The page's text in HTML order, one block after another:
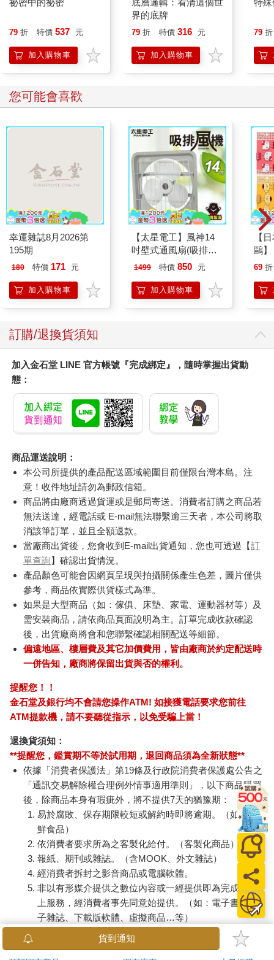
79 折 特價 537 元
加入購物車
界的底牌
79 折 特價 316 元
加入購物車
79 折
您可能會喜歡
幸運雜誌8月2026第
195期
180 特價 171 元
加入購物車
【太星電工】風神14
吋壁式通風扇(吸排風
機)
1499 特價 850 元
加入購物車
【
鷗
(8款
企鵝
69 折
訂購/退換貨須知
加入金石堂 LINE 官方帳號『完成綁定』，隨時掌握出貨動
態：
商品運送說明：
本公司所提供的產品配送區域範圍目前僅限台灣本島。注
意！收件地址請勿為郵政信箱。
商品將由廠商透過貨運或是郵局寄送。消費者訂購之商品若
無法送達，經電話或 E-mail無法聯繫逾三天者，本公司將取
消該筆訂單，並且全額退款。
當廠商出貨後，您會收到E-mail出貨通知，您也可透過【訂
單查詢】確認出貨情況。
產品顏色可能會因網頁呈現與拍攝關係產生色差，圖片僅供
參考，商品依實際供貨樣式為準。
如果是大型商品（如：傢俱、床墊、家電、運動器材等）及
需安裝商品，請依商品頁面說明為主。訂單完成收款確認
後，出貨廠商將會和您聯繫確認相關配送等細節。
偏遠地區、樓層費及其它加價費用，皆由廠商於約定配送時
一併告知，廠商將保留出貨與否的權利。
提醒您！！
金石堂及銀行均不會請您操作ATM! 如接獲電話要求您前往
ATM提款機，請不要聽從指示，以免受騙上當！
退換貨須知：
**提醒您，鑑賞期不等於試用期，退回商品須為全新狀態**
依據「消費者保護法」第19條及行政院消費者保護處公告之
「通訊交易解除權合理例外情事適用準則」，以下商品購買
後，除商品本身有瑕疵外，將不提供7天的猶豫期：
易於腐敗、保存期限較短或解約時即將逾期。（如：生
鮮食品）
依消費者要求所為之客製化給付。（客製化商品）
報紙、期刊或雜誌。（含MOOK、外文雜誌）
經消費者拆封之影音商品或電腦軟體。
非以有形媒介提供之數位內容或一經提供即為完成之線
上服務，經消費者事先同意始提供。（如：電子書、電
子雜誌、下載版軟體、虛擬商品…等）
已拆封之個人衛生用品。（如：內衣褲、刮鬍刀、除毛
貨到通知